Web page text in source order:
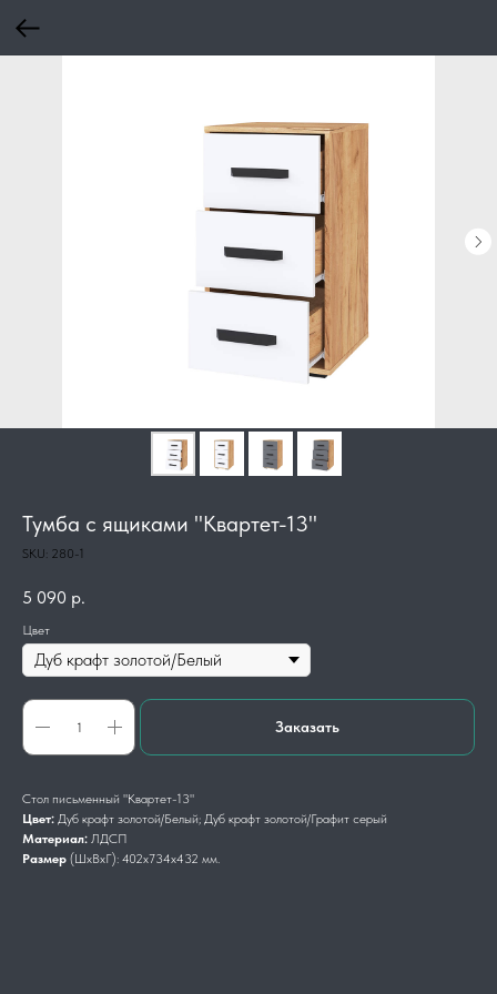
Тумба с ящиками "Квартет-13"
SKU: 280-1
5 090 р.
Цвет
Заказать
Стол письменный "Квартет-13"
Цвет: Дуб крафт золотой/Белый; Дуб крафт золотой/Графит серый
Материал: ЛДСП
Размер (ШхВхГ): 402х734х432 мм.